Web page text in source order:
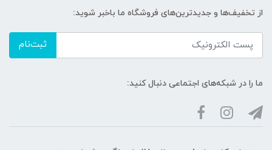
از تخفیف‌ها و جدیدترین‌های فروشگاه ما باخبر شوید:
ثبت‌نام
ما را در شبکه‌های اجتماعی دنبال کنید: